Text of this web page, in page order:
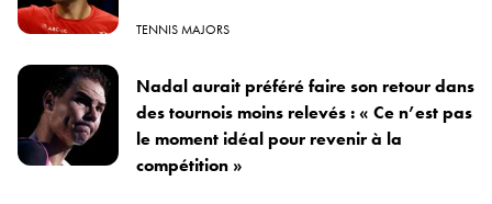
TENNIS MAJORS
Nadal aurait préféré faire son retour dans
des tournois moins relevés : « Ce n’est pas
le moment idéal pour revenir à la
compétition »